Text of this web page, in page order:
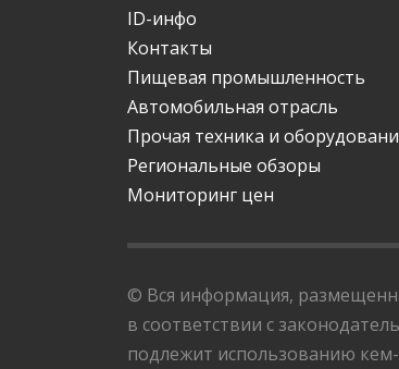
ID-инфо
Контакты
Пищевая промышленность
Автомобильная отрасль
Прочая техника и
Региональные обзоры
Мониторинг цен
© Вся информация,
в соответствии с
подлежит использованию